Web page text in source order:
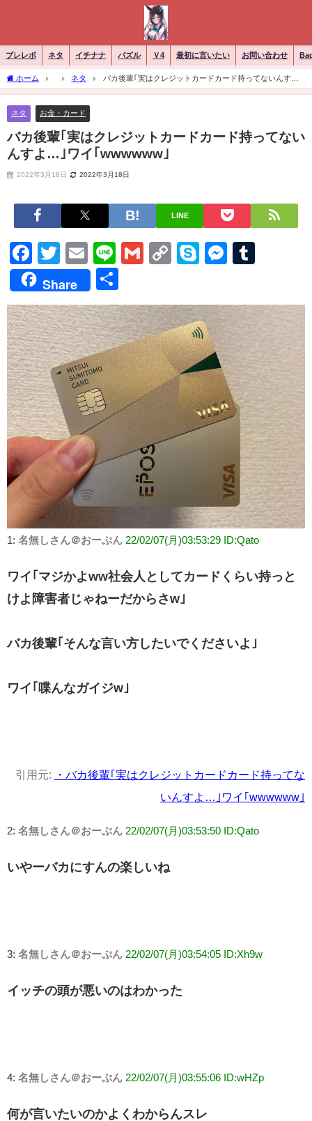
ブレレボ ネタ イチナナ パズル Ｖ4 最初に言いたい お問い合わせ
ホーム ネタ
バカ後輩｢実はクレジットカードカード持ってないんす
よ…｣ワイ｢wwwwww｣
ネタ お金・カード
バカ後輩｢実はクレジットカードカード持ってない
んすよ…｣ワイ｢wwwwww｣
2022年3月18日 2022年3月18日
LINE
Facebook
Twitter
EmailLineGmailCopySkype
Share
有
1: 名無しさん＠おーぷん 22/02/07(月)03:53:29 ID:Qato
ワイ｢マジかよww社会人としてカードくらい持っと
けよ障害者じゃねーだからさw｣
バカ後輩｢そんな言い方したいでくださいよ｣
ワイ｢喋んなガイジw｣
引用元:
・バカ後輩｢実はクレジットカードカード持ってな
いんすよ…｣ワイ｢wwwwww｣
2: 名無しさん＠おーぷん 22/02/07(月)03:53:50 ID:Qato
いやーバカにすんの楽しいね
3: 名無しさん＠おーぷん 22/02/07(月)03:54:05 ID:Xh9w
イッチの頭が悪いのはわかった
4: 名無しさん＠おーぷん 22/02/07(月)03:55:06 ID:wHZp
何が言いたいのかよくわからんスレ